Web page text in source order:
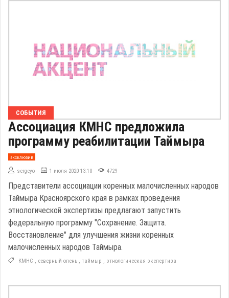
СОБЫТИЯ
Ассоциация КМНС предложила
программу реабилитации Таймыра
эксклюзив
sergeyo 1 июля 2020 13:10 4729
Представители ассоциации коренных малочисленных народов
Таймыра Красноярского края в рамках проведения
этнологической экспертизы предлагают запустить
федеральную программу "Сохранение. Защита.
Восстановление" для улучшения жизни коренных
малочисленных народов Таймыра.
КМНС , северный олень , таймыр , этнологическая экспертиза